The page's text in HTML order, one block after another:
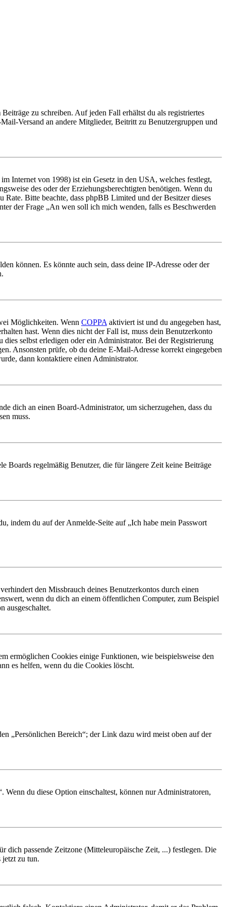
zu schreiben. Auf jeden Fall erhältst du als registriertes
Versand an andere Mitglieder, Beitritt zu Benutzergruppen und
Internet von 1998) ist ein Gesetz in den USA, welches festlegt,
des oder der Erziehungsberechtigten benötigen. Wenn du
Bitte beachte, dass phpBB Limited und der Besitzer dieses
der Frage „An wen soll ich mich wenden, falls es Beschwerden
können. Es könnte auch sein, dass deine IP-Adresse oder der
Möglichkeiten. Wenn COPPA aktiviert ist und du angegeben hast,
hast. Wenn dies nicht der Fall ist, muss dein Benutzerkonto
selbst erledigen oder ein Administrator. Bei der Registrierung
Ansonsten prüfe, ob du deine E-Mail-Adresse korrekt eingegeben
dann kontaktiere einen Administrator.
dich an einen Board-Administrator, um sicherzugehen, dass du
muss.
Boards regelmäßig Benutzer, die für längere Zeit keine Beiträge
indem du auf der Anmelde-Seite auf „Ich habe mein Passwort
den Missbrauch deines Benutzerkontos durch einen
wenn du dich an einem öffentlichen Computer, zum Beispiel
ausgeschaltet.
ermöglichen Cookies einige Funktionen, wie beispielsweise den
es helfen, wenn du die Cookies löscht.
„Persönlichen Bereich“; der Link dazu wird meist oben auf der
du diese Option einschaltest, können nur Administratoren,
dich passende Zeitzone (Mitteleuropäische Zeit, ...) festlegen. Die
jetzt zu tun.